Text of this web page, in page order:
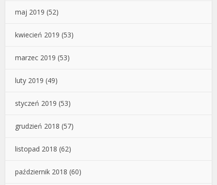
maj 2019 (52)
kwiecień 2019 (53)
marzec 2019 (53)
luty 2019 (49)
styczeń 2019 (53)
grudzień 2018 (57)
listopad 2018 (62)
październik 2018 (60)